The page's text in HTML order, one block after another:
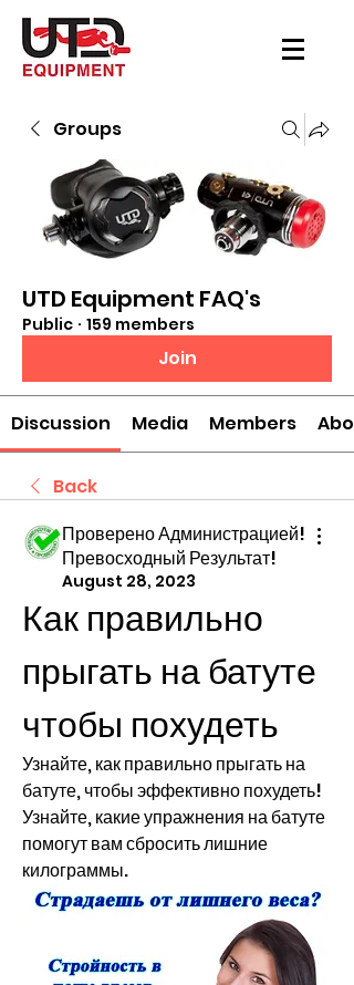
Groups
UTD Equipment FAQ's
Public · 159 members
Join
Discussion Media Members
Back
Проверено Администрацией!
Превосходный Результат!
August 28, 2023
Как правильно
прыгать на батуте
чтобы похудеть
Узнайте, как правильно прыгать на
батуте, чтобы эффективно похудеть!
Узнайте, какие упражнения на батуте
помогут вам сбросить лишние
килограммы.